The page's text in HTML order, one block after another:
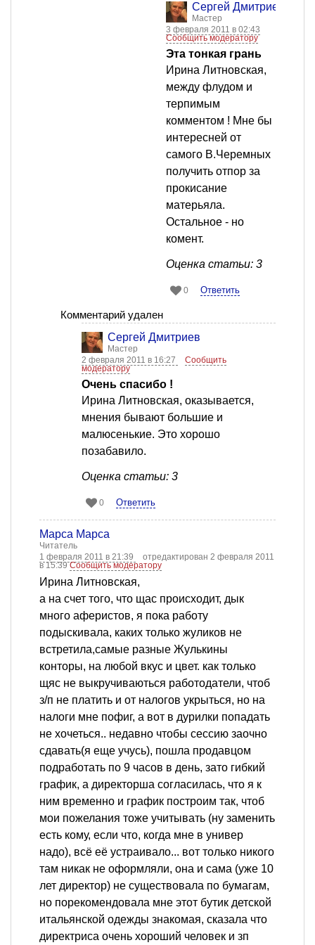
Сергей Дмитриев
Мастер
3 февраля 2011 в 02:43
Сообщить модератору
Эта тонкая грань
Ирина Литновская,
между флудом и
терпимым
комментом ! Мне бы
интересней от
самого В.Черемных
получить отпор за
прокисание
матерьяла.
Остальное - но
комент.
Оценка статьи: 3
0 Ответить
Комментарий удален
Сергей Дмитриев
Мастер
2 февраля 2011 в 16:27
Сообщить
модератору
Очень спасибо !
Ирина Литновская, оказывается,
мнения бывают большие и
малюсенькие. Это хорошо
позабавило.
Оценка статьи: 3
0 Ответить
Марса Марса
Читатель
1 февраля 2011 в 21:39
отредактирован 2 февраля 2011
в 15:39Сообщить модератору
Ирина Литновская,
а на счет того, что щас происходит, дык
много аферистов, я пока работу
подыскивала, каких только жуликов не
встретила,самые разные Жулькины
конторы, на любой вкус и цвет. как только
щяс не выкручиваються работодатели, чтоб
з/п не платить и от налогов укрыться, но на
налоги мне пофиг, а вот в дурилки попадать
не хочеться.. недавно чтобы сессию заочно
сдавать(я еще учусь), пошла продавцом
подработать по 9 часов в день, зато гибкий
график, а директорша согласилась, что я к
ним временно и график построим так, чтоб
мои пожелания тоже учитывать (ну заменить
есть кому, если что, когда мне в универ
надо), всё её устраивало... вот только никого
там никак не оформляли, она и сама (уже 10
лет директор) не существовала по бумагам,
но порекомендовала мне этот бутик детской
итальянской одежды знакомая, сказала что
директриса очень хороший человек и зп